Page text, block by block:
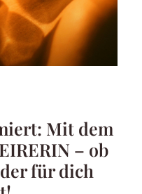
Mit dem
– ob
für dich